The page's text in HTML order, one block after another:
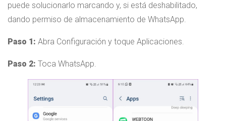
puede solucionarlo marcando y, si está deshabilitado,
dando permiso de almacenamiento de WhatsApp.
Paso 1: Abra Configuración y toque Aplicaciones.
Paso 2: Toca WhatsApp.